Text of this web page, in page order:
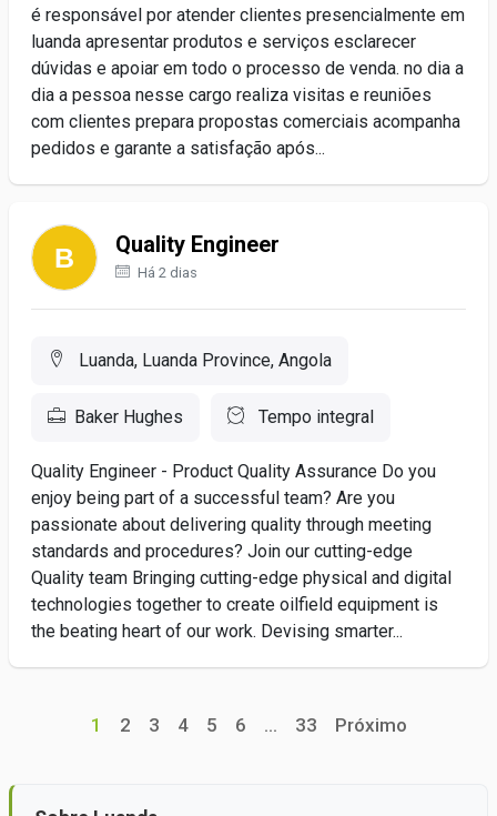
é responsável por atender clientes presencialmente em
luanda apresentar produtos e serviços esclarecer
dúvidas e apoiar em todo o processo de venda. no dia a
dia a pessoa nesse cargo realiza visitas e reuniões
com clientes prepara propostas comerciais acompanha
pedidos e garante a satisfação após...
Quality Engineer
Há 2 dias
Luanda, Luanda Province, Angola
Baker Hughes Tempo integral
Quality Engineer - Product Quality Assurance Do you
enjoy being part of a successful team? Are you
passionate about delivering quality through meeting
standards and procedures? Join our cutting-edge
Quality team Bringing cutting-edge physical and digital
technologies together to create oilfield equipment is
the beating heart of our work. Devising smarter...
1 2 3 4 5 6 ... 33 Próximo